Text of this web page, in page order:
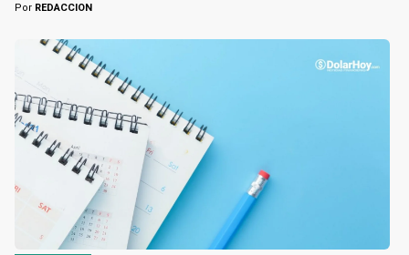
Por REDACCION